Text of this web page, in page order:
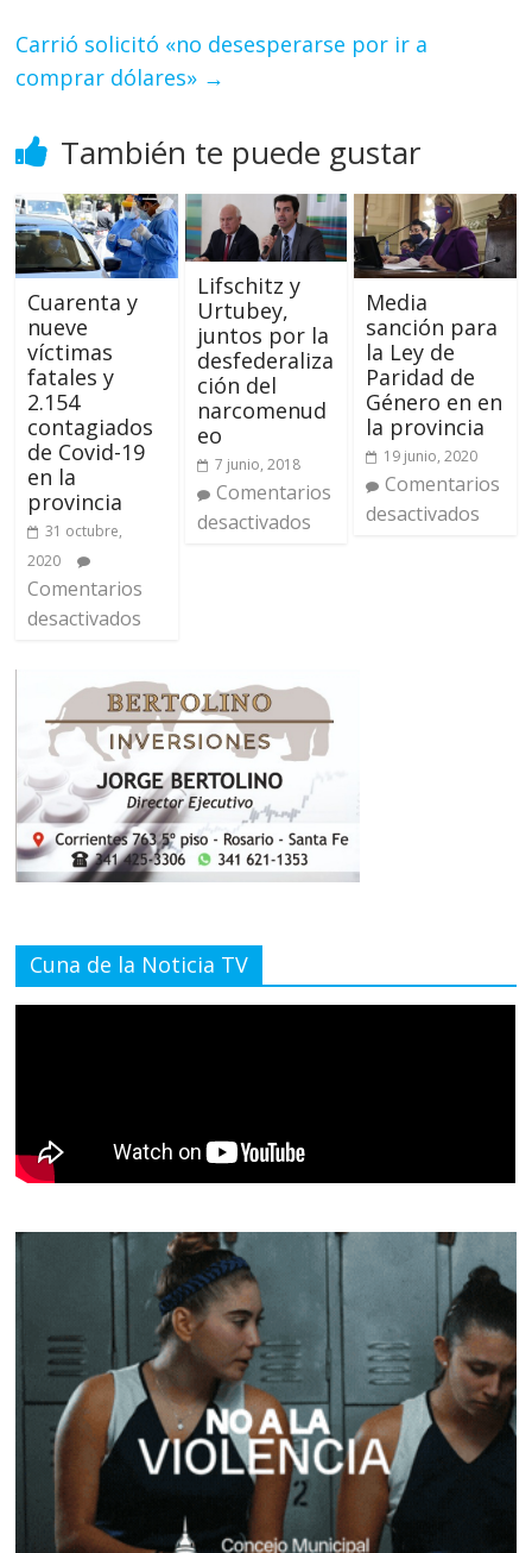
Carrió solicitó «no desesperarse por ir a
comprar dólares» →
También te puede gustar
Cuarenta y
nueve
víctimas
fatales y
2.154
contagiados
de Covid-19
en la
provincia
31 octubre,
2020
Comentarios
desactivados
Lifschitz y
Urtubey,
juntos por la
desfederaliza
ción del
narcomenud
eo
7 junio, 2018
Comentarios
desactivados
Media
sanción para
la Ley de
Paridad de
Género en en
la provincia
19 junio, 2020
Comentarios
desactivados
Cuna de la Noticia TV